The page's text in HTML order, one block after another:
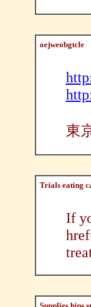
oejweobgtcle
東
Trials eating
If